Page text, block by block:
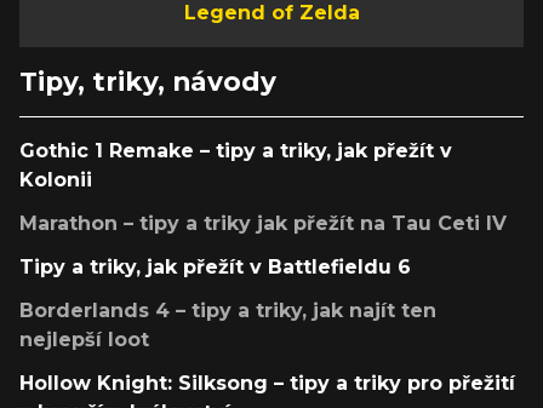
Legend of Zelda
Tipy, triky, návody
Gothic 1 Remake – tipy a triky, jak přežít v
Kolonii
Marathon – tipy a triky jak přežít na Tau Ceti IV
Tipy a triky, jak přežít v Battlefieldu 6
Borderlands 4 – tipy a triky, jak najít ten
nejlepší loot
Hollow Knight: Silksong – tipy a triky pro přežití